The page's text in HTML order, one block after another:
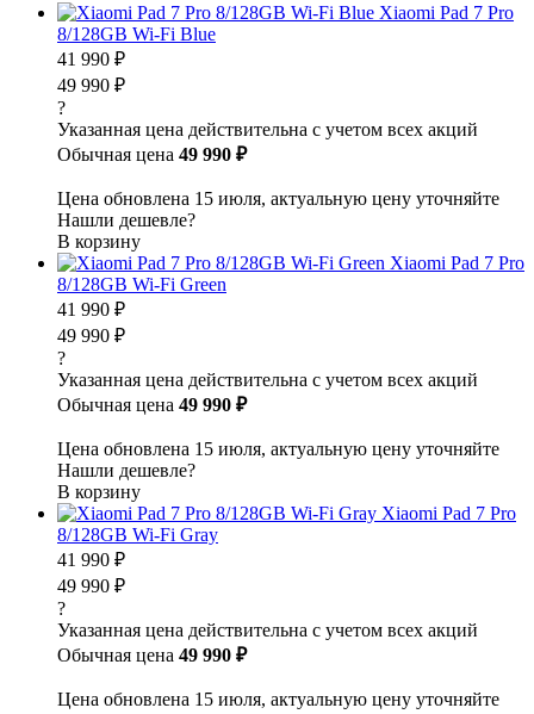
Xiaomi Pad 7 Pro
8/128GB Wi-Fi Blue
41 990 ₽
49 990 ₽
?
Указанная цена действительна с учетом всех акций
Обычная цена 49 990 ₽
Цена обновлена 15 июля, актуальную цену уточняйте
Нашли дешевле?
В корзину
Xiaomi Pad 7 Pro
8/128GB Wi-Fi Green
41 990 ₽
49 990 ₽
?
Указанная цена действительна с учетом всех акций
Обычная цена 49 990 ₽
Цена обновлена 15 июля, актуальную цену уточняйте
Нашли дешевле?
В корзину
Xiaomi Pad 7 Pro
8/128GB Wi-Fi Gray
41 990 ₽
49 990 ₽
?
Указанная цена действительна с учетом всех акций
Обычная цена 49 990 ₽
Цена обновлена 15 июля, актуальную цену уточняйте